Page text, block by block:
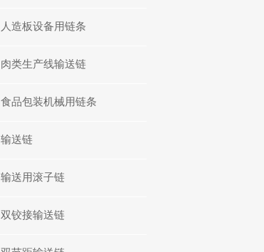
人造板设备用链条
肉类生产线输送链
食品包装机械用链条
输送链
输送用滚子链
双铰接输送链